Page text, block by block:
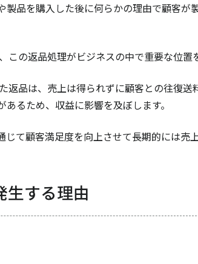
製品を購入した後に何らかの理由で顧客
この返品処理がビジネスの中で重要な位置
返品は、売上は得られずに顧客との往復
あるため、収益に影響を及ぼします。
じて顧客満足度を向上させて長期的には売
生する理由